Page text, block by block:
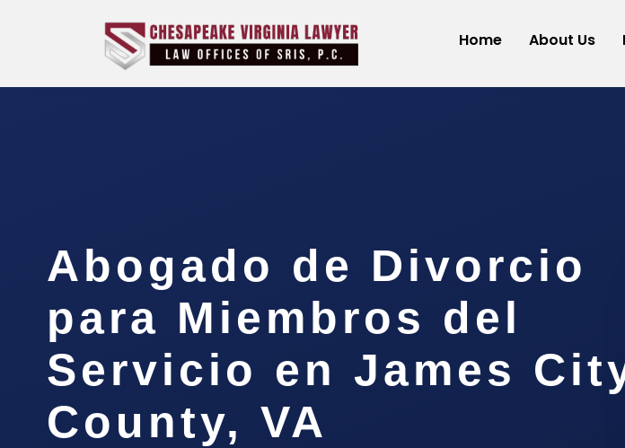
Home About Us
Abogado de Divorcio
para Miembros del
Servicio en James
County, VA